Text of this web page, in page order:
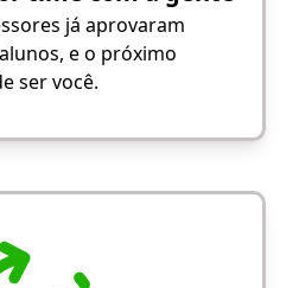
já aprovaram
e o próximo
ser você.